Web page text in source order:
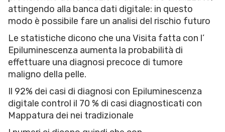
attingendo alla banca dati digitale: in questo
modo è possibile fare un analisi del rischio futuro
Le statistiche dicono che una Visita fatta con l’
Epiluminescenza aumenta la probabilità di
effettuare una diagnosi precoce di tumore
maligno della pelle.
Il 92% dei casi di diagnosi con Epiluminescenza
digitale control il 70 % di casi diagnosticati con
Mappatura dei nei tradizionale